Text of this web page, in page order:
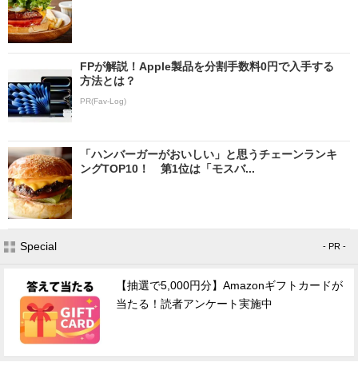
FPが解説！Apple製品を分割手数料0円で入手する
方法とは？
PR(Fav-Log)
「ハンバーガーがおいしい」と思うチェーンランキ
ングTOP10！ 第1位は「モスバ...
Special - PR -
【抽選で5,000円分】Amazonギフトカードが
当たる！読者アンケート実施中